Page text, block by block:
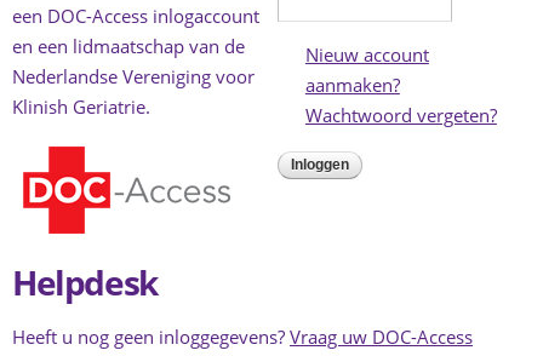
een DOC-Access inlogaccount
en een lidmaatschap van de
Nederlandse Vereniging voor
Klinish Geriatrie.
Nieuw account
aanmaken?(link is external)
Wachtwoord vergeten?(link
Helpdesk
Heeft u nog geen inloggegevens? Vraag uw DOC-Access